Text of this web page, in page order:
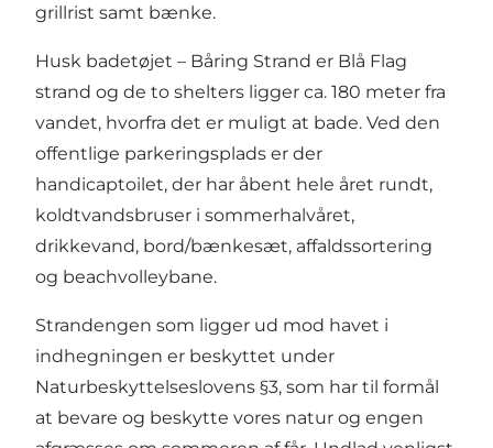
grillrist samt bænke.
Husk badetøjet – Båring Strand er Blå Flag
strand og de to shelters ligger ca. 180 meter fra
vandet, hvorfra det er muligt at bade. Ved den
offentlige parkeringsplads er der
handicaptoilet, der har åbent hele året rundt,
koldtvandsbruser i sommerhalvåret,
drikkevand, bord/bænkesæt, affaldssortering
og beachvolleybane.
Strandengen som ligger ud mod havet i
indhegningen er beskyttet under
Naturbeskyttelseslovens §3, som har til formål
at bevare og beskytte vores natur og engen